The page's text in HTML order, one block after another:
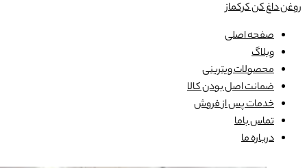
روغن داغ کن کرکماز
صفحه اصلی
وبلاگ
محصولات ویترینی
ضمانت اصل بودن کالا
خدمات پس از فروش
تماس باما
درباره ما